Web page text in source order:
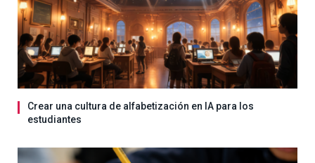
Crear una cultura de alfabetización en IA para los
estudiantes